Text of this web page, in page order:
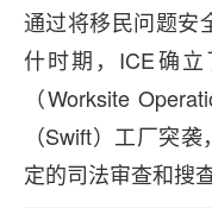
通过将移民问题安
什时期，ICE确
（Worksite
（Swift）工厂突
定的司法审查和搜